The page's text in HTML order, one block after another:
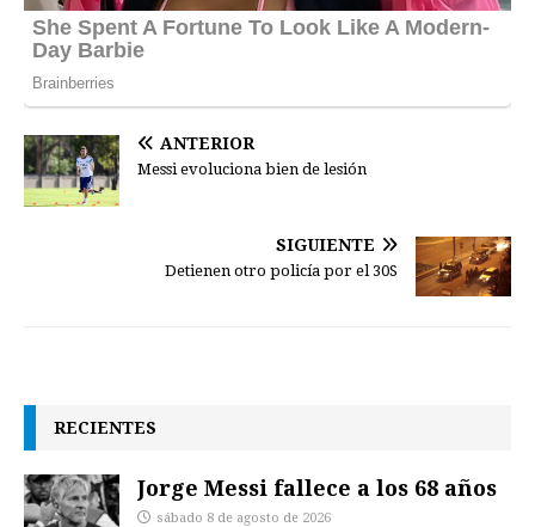
ANTERIOR
Messi evoluciona bien de lesión
SIGUIENTE
Detienen otro policía por el 30S
RECIENTES
Jorge Messi fallece a los 68 años
sábado 8 de agosto de 2026